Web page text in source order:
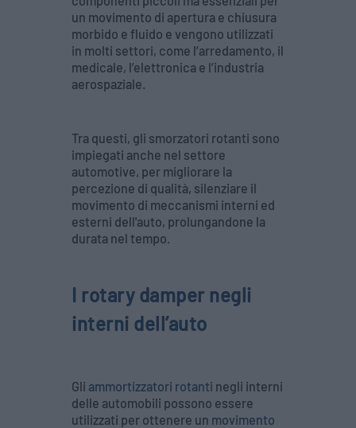
un movimento di apertura e chiusura
morbido e fluido e vengono utilizzati
in molti settori, come l’arredamento, il
medicale, l’elettronica e l’industria
aerospaziale.
Tra questi, gli smorzatori rotanti sono
impiegati anche nel settore
automotive, per migliorare la
percezione di qualità, silenziare il
movimento di meccanismi interni ed
esterni dell'auto, prolungandone la
durata nel tempo.
I rotary damper negli
interni dell’auto
Gli ammortizzatori rotanti negli interni
delle automobili possono essere
utilizzati per ottenere un movimento